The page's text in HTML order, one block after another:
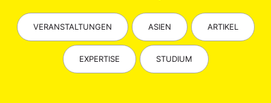
VERANSTALTUNGEN ASIEN ARTIKEL
EXPERTISE STUDIUM